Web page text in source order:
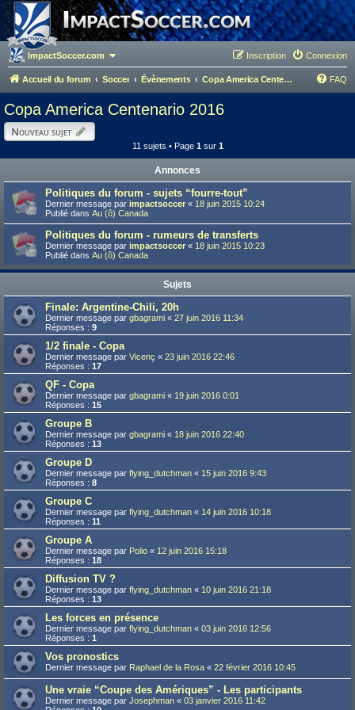
ImpactSoccer.com Connexion
Inscription
Accueil du forum Soccer Évènements Copa America Centenario 2016 FAQ
Copa America Centenario 2016
Nouveau sujet
11 sujets • Page 1sur 1
Annonces
Politiques du forum - sujets “fourre-tout”
Dernier message par impactsoccer « 18 juin 2015 10:24
Publié dans Au (ô) Canada
Politiques du forum - rumeurs de transferts
Dernier message par impactsoccer « 18 juin 2015 10:23
Publié dans Au (ô) Canada
Sujets
Finale: Argentine-Chili, 20h
Dernier message par gbagrami « 27 juin 2016 11:34
Réponses : 9
1/2 finale - Copa
Dernier message par Vicenç « 23 juin 2016 22:46
Réponses : 17
QF - Copa
Dernier message par gbagrami « 19 juin 2016 0:01
Réponses : 15
Groupe B
Dernier message par gbagrami « 18 juin 2016 22:40
Réponses : 13
Groupe D
Dernier message par flying_dutchman « 15 juin 2016 9:43
Réponses : 8
Groupe C
Dernier message par flying_dutchman « 14 juin 2016 10:18
Réponses : 11
Groupe A
Dernier message par Polio « 12 juin 2016 15:18
Réponses : 18
Diffusion TV ?
Dernier message par flying_dutchman « 10 juin 2016 21:18
Réponses : 13
Les forces en présence
Dernier message par flying_dutchman « 03 juin 2016 12:56
Réponses : 1
Vos pronostics
Dernier message par Raphael de la Rosa « 22 février 2016 10:45
Une vraie “Coupe des Amériques” - Les participants
Dernier message par Josephman « 03 janvier 2016 11:42